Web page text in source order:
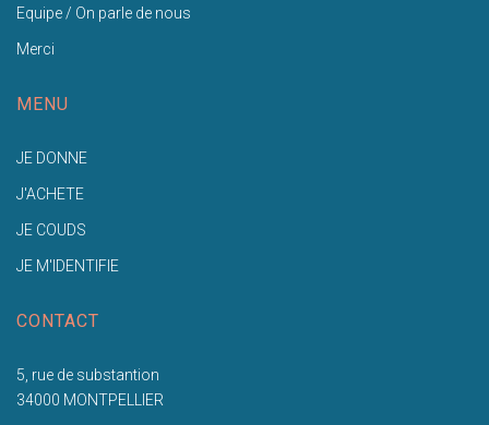
Equipe / On parle de nous
Merci
MENU
JE DONNE
J'ACHETE
JE COUDS
JE M'IDENTIFIE
CONTACT
5, rue de substantion
34000 MONTPELLIER